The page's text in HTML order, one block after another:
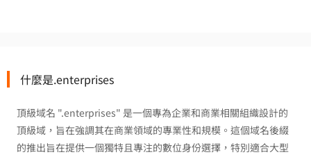
什麼是.enterprises
頂級域名 ".enterprises" 是一個專為企業和商業相關組織設計的
頂級域，旨在強調其在商業領域的專業性和規模。這個域名後綴
的推出旨在提供一個獨特且專注的數位身份選擇，特別適合大型